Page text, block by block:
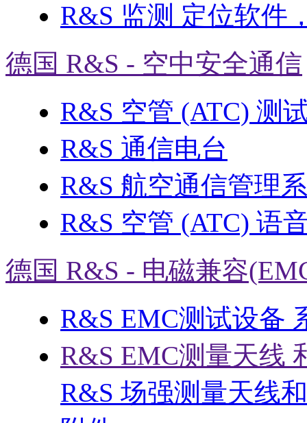
R&S 监测 定位软件
德国 R&S - 空中安全通信
R&S 空管 (ATC) 测
R&S 通信电台
R&S 航空通信管理
R&S 空管 (ATC) 语
德国 R&S - 电磁兼容
R&S EMC测试设备
R&S EMC测量天线
R&S 场强测量天线